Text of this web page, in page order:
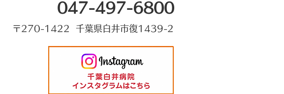
047-497-6800
〒270-1422 千葉県白井市復1439-2